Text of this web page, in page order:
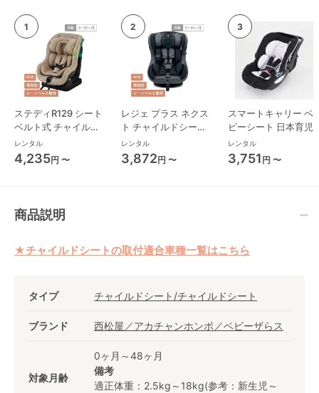
ステディR129 シート
ベルト式 チャイルド
シート ジョイー(joie)
レンタル
4,235円 〜
レジェ プラス ネクス
ト チャイルドシート
西松屋
レンタル
3,872円 〜
スマートキャリー ベ
ビーシート 日本育児
レンタル
3,751 円 〜
商品説明
★チャイルドシートの取付適合車種一覧はこちら
タイプ チャイルドシート/チャイルドシート
ブランド 西松屋／アカチャンホンポ／ベビーザらス
対象月齢
0ヶ月～48ヶ月
備考
適正体重：2.5kg～18kg(参考：新生児～